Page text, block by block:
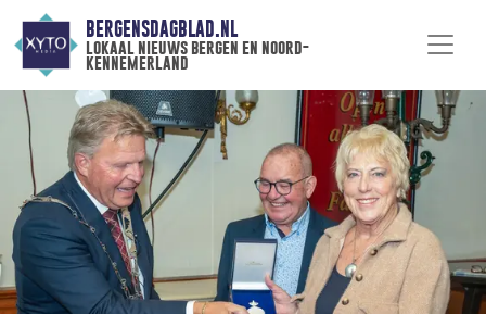
BERGENSDAGBLAD.NL
lokaal nieuws bergen en noord-
kennemerland